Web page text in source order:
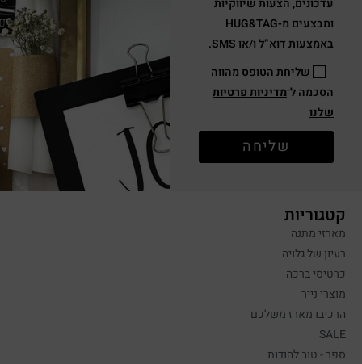
עדכונים, הצעות שיווקיות
ומבצעים מ-HUG&TAG
באמצעות דוא”ל ו/או SMS.
שליחת הטופס מהווה
הסכמה ל־מדיניות פרטיות
שלנו
שליחה
קטגוריות
מארזי מתנה
רעיון של גלויה
כרטיסי ברכה
מוצרי נייר
הרכיבו מארז משלכם
SALE
ספר - טוב להודות